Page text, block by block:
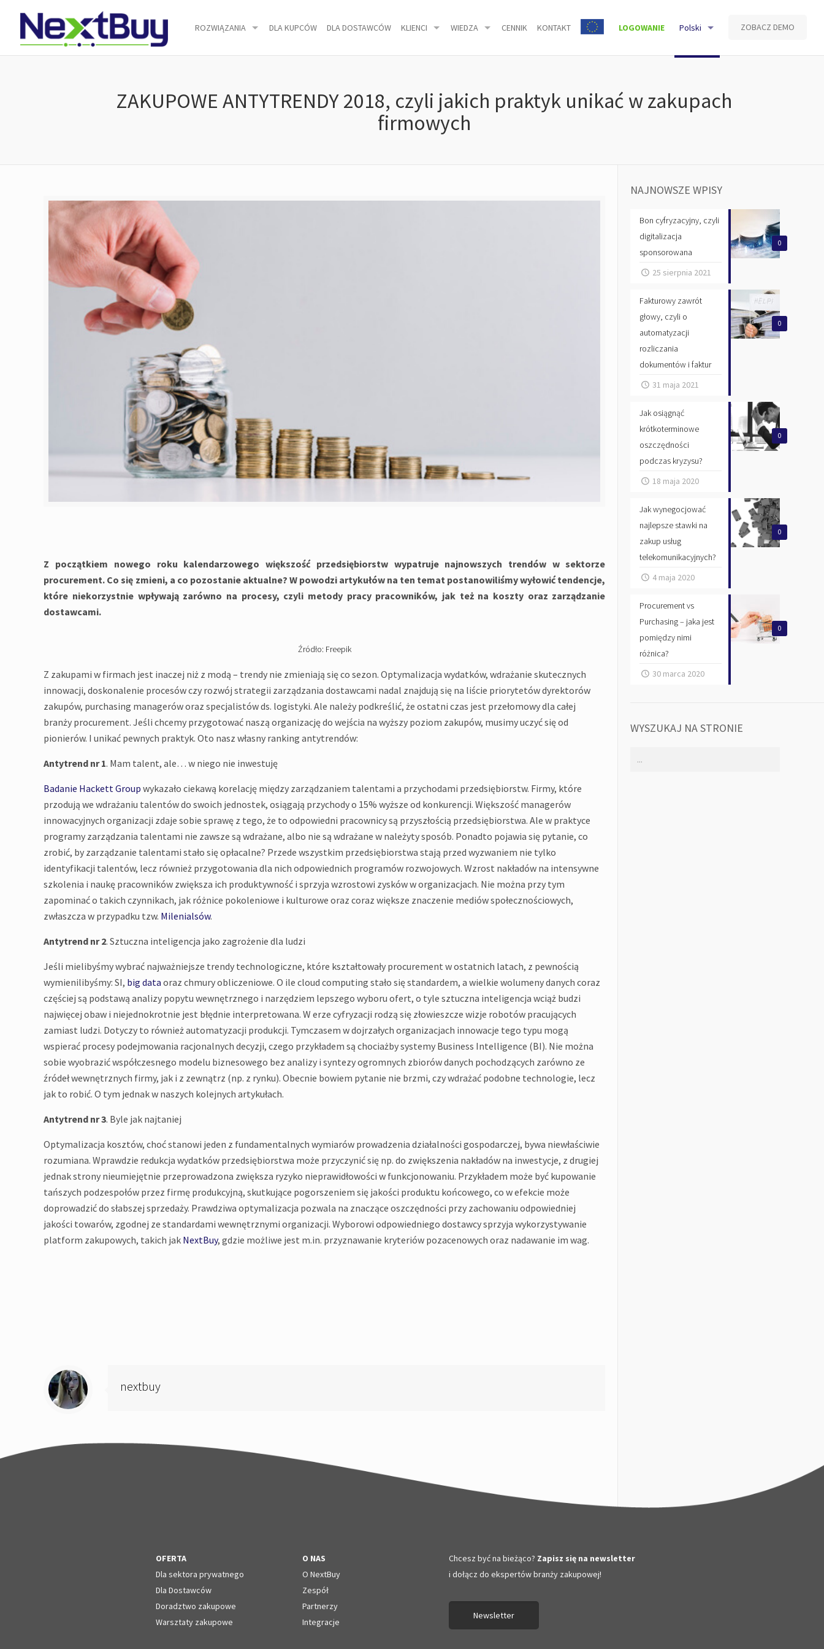
ROZWIĄZANIA DLA KUPCÓW DLA DOSTAWCÓW KLIENCI WIEDZA CENNIK KONTAKT LOGOWANIE Polski ZOBACZ DEMO
ZAKUPOWE ANTYTRENDY 2018, czyli jakich praktyk unikać w zakupach
firmowych
Z początkiem nowego roku kalendarzowego większość przedsiębiorstw wypatruje najnowszych trendów w sektorze
procurement. Co się zmieni, a co pozostanie aktualne? W powodzi artykułów na ten temat postanowiliśmy wyłowić tendencje,
które niekorzystnie wpływają zarówno na procesy, czyli metody pracy pracowników, jak też na koszty oraz zarządzanie
dostawcami.
Źródło: Freepik
Z zakupami w firmach jest inaczej niż z modą – trendy nie zmieniają się co sezon. Optymalizacja wydatków, wdrażanie skutecznych
innowacji, doskonalenie procesów czy rozwój strategii zarządzania dostawcami nadal znajdują się na liście priorytetów dyrektorów
zakupów, purchasing managerów oraz specjalistów ds. logistyki. Ale należy podkreślić, że ostatni czas jest przełomowy dla całej
branży procurement. Jeśli chcemy przygotować naszą organizację do wejścia na wyższy poziom zakupów, musimy uczyć się od
pionierów. I unikać pewnych praktyk. Oto nasz własny ranking antytrendów:
Antytrend nr 1. Mam talent, ale… w niego nie inwestuję
Badanie Hackett Group wykazało ciekawą korelację między zarządzaniem talentami a przychodami przedsiębiorstw. Firmy, które
przodują we wdrażaniu talentów do swoich jednostek, osiągają przychody o 15% wyższe od konkurencji. Większość managerów
innowacyjnych organizacji zdaje sobie sprawę z tego, że to odpowiedni pracownicy są przyszłością przedsiębiorstwa. Ale w praktyce
programy zarządzania talentami nie zawsze są wdrażane, albo nie są wdrażane w należyty sposób. Ponadto pojawia się pytanie, co
zrobić, by zarządzanie talentami stało się opłacalne? Przede wszystkim przedsiębiorstwa stają przed wyzwaniem nie tylko
identyfikacji talentów, lecz również przygotowania dla nich odpowiednich programów rozwojowych. Wzrost nakładów na intensywne
szkolenia i naukę pracowników zwiększa ich produktywność i sprzyja wzrostowi zysków w organizacjach. Nie można przy tym
zapominać o takich czynnikach, jak różnice pokoleniowe i kulturowe oraz coraz większe znaczenie mediów społecznościowych,
zwłaszcza w przypadku tzw. Milenialsów.
Antytrend nr 2. Sztuczna inteligencja jako zagrożenie dla ludzi
Jeśli mielibyśmy wybrać najważniejsze trendy technologiczne, które kształtowały procurement w ostatnich latach, z pewnością
wymienilibyśmy: SI, big data oraz chmury obliczeniowe. O ile cloud computing stało się standardem, a wielkie wolumeny danych coraz
częściej są podstawą analizy popytu wewnętrznego i narzędziem lepszego wyboru ofert, o tyle sztuczna inteligencja wciąż budzi
najwięcej obaw i niejednokrotnie jest błędnie interpretowana. W erze cyfryzacji rodzą się złowieszcze wizje robotów pracujących
zamiast ludzi. Dotyczy to również automatyzacji produkcji. Tymczasem w dojrzałych organizacjach innowacje tego typu mogą
wspierać procesy podejmowania racjonalnych decyzji, czego przykładem są chociażby systemy Business Intelligence (BI). Nie można
sobie wyobrazić współczesnego modelu biznesowego bez analizy i syntezy ogromnych zbiorów danych pochodzących zarówno ze
źródeł wewnętrznych firmy, jak i z zewnątrz (np. z rynku). Obecnie bowiem pytanie nie brzmi, czy wdrażać podobne technologie, lecz
jak to robić. O tym jednak w naszych kolejnych artykułach.
Antytrend nr 3. Byle jak najtaniej
Optymalizacja kosztów, choć stanowi jeden z fundamentalnych wymiarów prowadzenia działalności gospodarczej, bywa niewłaściwie
rozumiana. Wprawdzie redukcja wydatków przedsiębiorstwa może przyczynić się np. do zwiększenia nakładów na inwestycje, z drugiej
jednak strony nieumiejętnie przeprowadzona zwiększa ryzyko nieprawidłowości w funkcjonowaniu. Przykładem może być kupowanie
tańszych podzespołów przez firmę produkcyjną, skutkujące pogorszeniem się jakości produktu końcowego, co w efekcie może
doprowadzić do słabszej sprzedaży. Prawdziwa optymalizacja pozwala na znaczące oszczędności przy zachowaniu odpowiedniej
jakości towarów, zgodnej ze standardami wewnętrznymi organizacji. Wyborowi odpowiedniego dostawcy sprzyja wykorzystywanie
platform zakupowych, takich jak NextBuy, gdzie możliwe jest m.in. przyznawanie kryteriów pozacenowych oraz nadawanie im wag.
nextbuy
NAJNOWSZE WPISY
0
Bon cyfryzacyjny, czyli
digitalizacja
sponsorowana
25 sierpnia 2021
0
Fakturowy zawrót
głowy, czyli o
automatyzacji
rozliczania
dokumentów i faktur
31 maja 2021
0
Jak osiągnąć
krótkoterminowe
oszczędności
podczas kryzysu?
18 maja 2020
0
Jak wynegocjować
najlepsze stawki na
zakup usług
telekomunikacyjnych?
4 maja 2020
0
Procurement vs
Purchasing – jaka jest
pomiędzy nimi
różnica?
30 marca 2020
WYSZUKAJ NA STRONIE
OFERTA
Dla sektora prywatnego
Dla Dostawców
Doradztwo zakupowe
Warsztaty zakupowe
O NAS
O NextBuy
Zespół
Partnerzy
Integracje
Chcesz być na bieżąco? Zapisz się na newsletter
i dołącz do ekspertów branży zakupowej!
Newsletter